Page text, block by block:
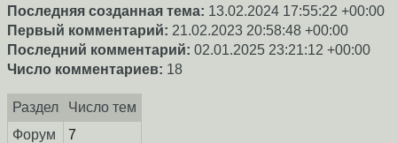
Последняя созданная тема: 13.02.2024 17:55:22 +00:00
Первый комментарий: 21.02.2023 20:58:48 +00:00
Последний комментарий: 02.01.2025 23:21:12 +00:00
Число комментариев: 18
Раздел
Число тем
Форум
7